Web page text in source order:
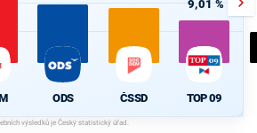
ODS ČSSD
9,01 %
TOP 09